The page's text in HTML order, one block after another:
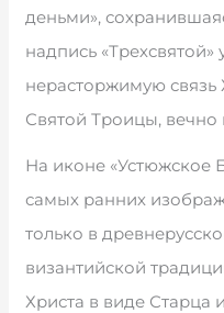
деньми»,
надпись
нерасторжимую связь
Святой Троицы,
На иконе «Устюжское
самых ранних
только в
византийской
Христа в виде Старца